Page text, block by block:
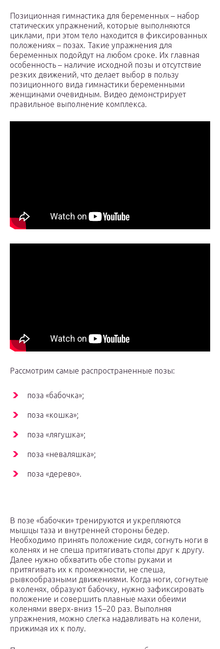
Позиционная гимнастика для беременных – набор
статических упражнений, которые выполняются
циклами, при этом тело находится в фиксированных
положениях – позах. Такие упражнения для
беременных подойдут на любом сроке. Их главная
особенность – наличие исходной позы и отсутствие
резких движений, что делает выбор в пользу
позиционного вида гимнастики беременными
женщинами очевидным. Видео демонстрирует
правильное выполнение комплекса.
Рассмотрим самые распространенные позы:
поза «бабочка»;
поза «кошка»;
поза «лягушка»;
поза «неваляшка»;
поза «дерево».
В позе «бабочки» тренируются и укрепляются
мышцы таза и внутренней стороны бедер.
Необходимо принять положение сидя, согнуть ноги в
коленях и не спеша притягивать стопы друг к другу.
Далее нужно обхватить обе стопы руками и
притягивать их к промежности, не спеша,
рывкообразными движениями. Когда ноги, согнутые
в коленях, образуют бабочку, нужно зафиксировать
положение и совершить плавные махи обеими
коленями вверх-вниз 15–20 раз. Выполняя
упражнения, можно слегка надавливать на колени,
прижимая их к полу.